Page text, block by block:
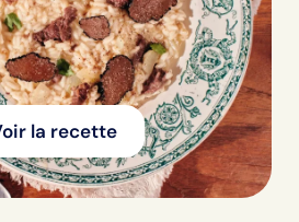
la recette